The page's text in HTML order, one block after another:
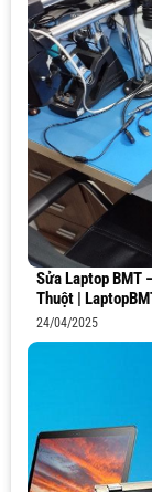
Sửa Laptop BMT
Thuột |
24/04/2025